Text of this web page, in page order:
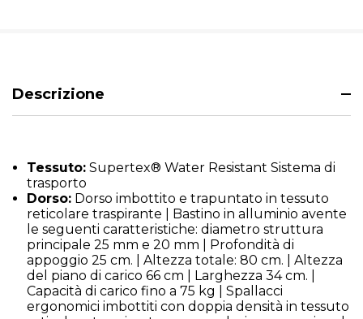
Descrizione
Tessuto: Supertex® Water Resistant Sistema di
trasporto
Dorso: Dorso imbottito e trapuntato in tessuto
reticolare traspirante | Bastino in alluminio avente
le seguenti caratteristiche: diametro struttura
principale 25 mm e 20 mm | Profondità di
appoggio 25 cm. | Altezza totale: 80 cm. | Altezza
del piano di carico 66 cm | Larghezza 34 cm. |
Capacità di carico fino a 75 kg | Spallacci
ergonomici imbottiti con doppia densità in tessuto